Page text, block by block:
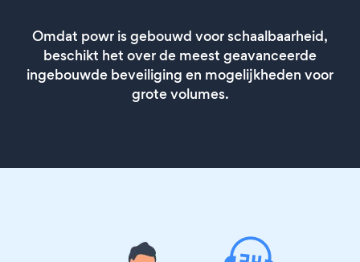
Omdat powr is gebouwd voor schaalbaarheid,
beschikt het over de meest geavanceerde
ingebouwde beveiliging en mogelijkheden voor
grote volumes.